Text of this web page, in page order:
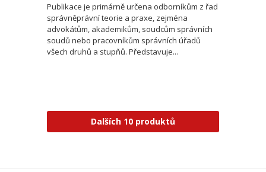
Publikace je primárně určena odborníkům z řad
správněprávní teorie a praxe, zejména
advokátům, akademikům, soudcům správních
soudů nebo pracovníkům správních úřadů
všech druhů a stupňů. Představuje...
Dalších 10 produktů